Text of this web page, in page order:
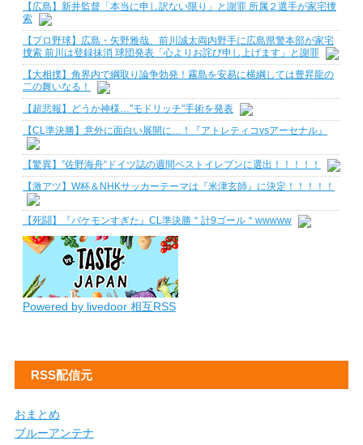
【広島】新井監督「本当に申し訳ない限り」と謝罪 所属２選手が家宅捜
索
【プロ野球】広島・矢野雅哉、前川誠太両内野手に広島県警本部が家宅
捜索 前川は登録抹消 球団発表「心よりお詫び申し上げます」と謝罪
【大相撲】角界内で綱取り論争勃発！霧島を安易に横綱しては豊昇龍の
二の舞いなる！
【超悲報】どうか神様…"モドリッチ"手術を発表
【CL準決勝】意外に面白い展開に…！『アトレティコvsアーセナル』
【驚異】”佐野海舟“ドイツ誌の週間ベストイレブンに選出！！！！！
【激アツ】W杯＆NHKサッカーテーマは『米津玄師』に決定！！！！！
【死闘】『バケモンすぎた』CL準決勝＂計9ゴール＂wwwww
Powered by livedoor 相互RSS
RSS配信元
おまとめ
ブルーアンテナ